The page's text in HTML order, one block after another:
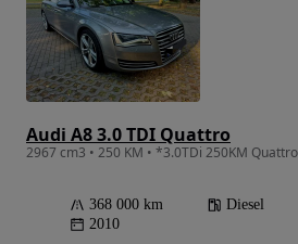
Audi A8 3.0 TDI Quattro
368 000 km Diesel
2010